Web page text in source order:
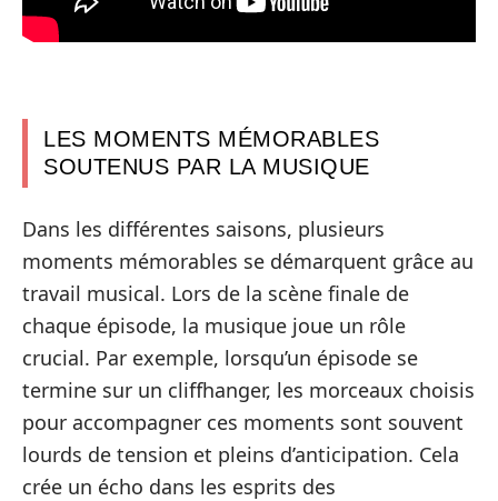
LES MOMENTS MÉMORABLES
SOUTENUS PAR LA MUSIQUE
Dans les différentes saisons, plusieurs
moments mémorables se démarquent grâce au
travail musical. Lors de la scène finale de
chaque épisode, la musique joue un rôle
crucial. Par exemple, lorsqu’un épisode se
termine sur un cliffhanger, les morceaux choisis
pour accompagner ces moments sont souvent
lourds de tension et pleins d’anticipation. Cela
crée un écho dans les esprits des